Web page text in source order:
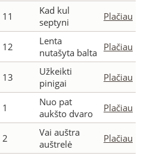
11
Kad kul
septyni
Plačiau
12
Lenta
nutašyta balta Plačiau
13
Užkeikti
pinigai
Plačiau
1
Nuo pat
aukšto dvaro
Plačiau
2
Vai auštra
auštrelė
Plačiau